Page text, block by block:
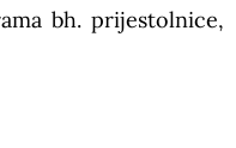
bh. prijestolnice,